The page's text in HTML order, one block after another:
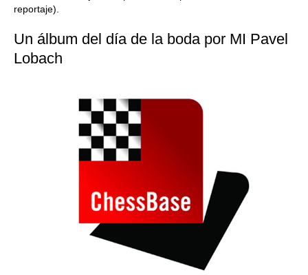
reportaje).
Un álbum del día de la boda por MI Pavel
Lobach